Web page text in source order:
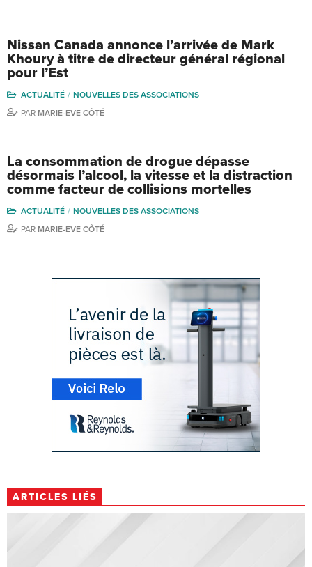
Nissan Canada annonce l’arrivée de Mark
Khoury à titre de directeur général régional
pour l’Est
ACTUALITÉ
NOUVELLES DES ASSOCIATIONS
PAR MARIE-EVE CÔTÉ
La consommation de drogue dépasse
désormais l’alcool, la vitesse et la distraction
comme facteur de collisions mortelles
ACTUALITÉ
NOUVELLES DES ASSOCIATIONS
PAR MARIE-EVE CÔTÉ
ARTICLES LIÉS